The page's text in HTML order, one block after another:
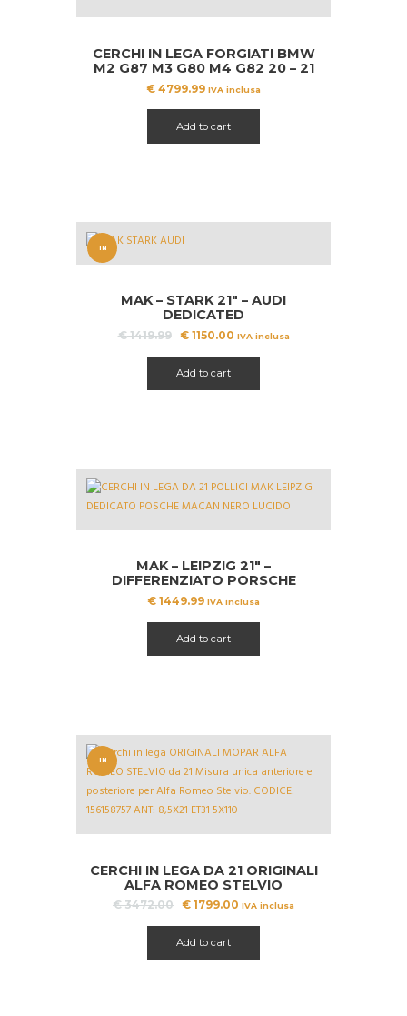
CERCHI IN LEGA FORGIATI BMW
M2 G87 M3 G80 M4 G82 20 – 21
+ PNEUMATICI YOKOHAMA
€ 4799.99 IVA inclusa
Add to cart
IN
MAK – STARK 21″ – AUDI
DEDICATED
€1419.99
Il
era:
€ 1419.99.
€1150.00Il
€ 1150.00.
IVA inclusa
Add to cart
MAK – LEIPZIG 21″ –
DIFFERENZIATO PORSCHE
MACAN
€ 1449.99 IVA inclusa
Add to cart
IN
OFFERT
A!
CERCHI IN LEGA DA 21 ORIGINALI
ALFA ROMEO STELVIO
€3472.00 Il
era:
€ 3472.00.
€ 1799.00 Il
€ 1799.00.
IVA inclusa
Add to cart